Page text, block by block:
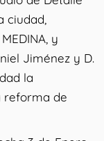
ciudad,
y
Jiménez y D.
la
reforma de